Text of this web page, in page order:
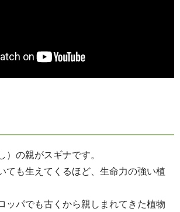
）の親がスギナです。
ても生えてくるほど、生命力の強い植
ッパでも古くから親しまれてきた植物